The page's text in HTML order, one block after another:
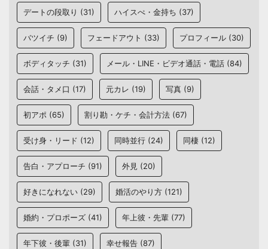
デートの段取り (31) ハイスぺ・金持ち (37)
バツイチ (9) フェードアウト (33) プロフィール (30)
ボディタッチ (31) メール・LINE・ビデオ通話・電話 (84)
会話・タメ口 (17) 元カレ (19) 写真 (9)
初アポ (65) 割り勘・ケチ・会計方法 (67)
受け身・リード (12) 同時並行 (24) 同棲 (12)
告白・アプローチ (91) 外見 (20)
好きになれない (29) 婚活のやり方 (121)
婚約・プロポーズ (41) 年上彼・先輩 (77)
年下彼・後輩 (31) 幸せ報告 (87)